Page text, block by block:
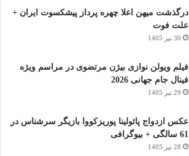
درگذشت میهن اعلا چهره پرداز پیشکسوت ایران +
علت فوت
30 تیر 1405
فیلم ویولن نوازی بیژن مرتضوی در مراسم ویژه
فینال جام جهانی 2026
29 تیر 1405
عکس ازدواج پائولینا پوریزکووا بازیگر سرشناس در
61 سالگی + بیوگرافی
28 تیر 1405